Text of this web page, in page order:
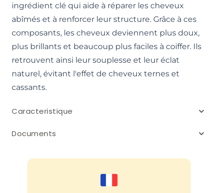
ingrédient clé qui aide à réparer les cheveux
abîmés et à renforcer leur structure. Grâce à ces
composants, les cheveux deviennent plus doux,
plus brillants et beaucoup plus faciles à coiffer. Ils
retrouvent ainsi leur souplesse et leur éclat
naturel, évitant l'effet de cheveux ternes et
cassants.
Caracteristique
Documents